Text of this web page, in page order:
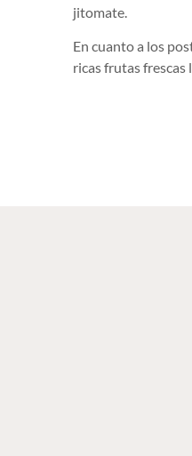
jitomate.
En cuanto a los
ricas frutas frescas